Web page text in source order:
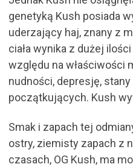
genetyką Kush posiada
uderzający haj, znany z
ciała wynika z dużej
względu na właściwości
nudności, depresję,
początkujących. Kush
Smak i zapach tej
ostry, ziemisty zapach z
czasach, OG Kush, ma